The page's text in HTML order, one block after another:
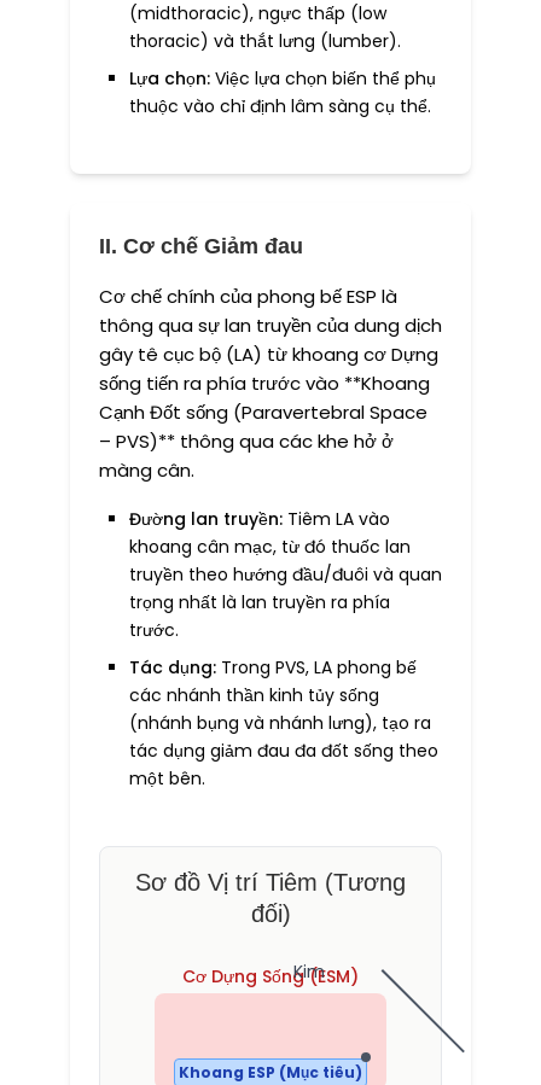
(midthoracic), ngực thấp (low
thoracic) và thắt lưng (lumber).
Lựa chọn: Việc lựa chọn biến thể phụ
thuộc vào chỉ định lâm sàng cụ thể.
II. Cơ chế Giảm đau
Cơ chế chính của phong bế ESP là
thông qua sự lan truyền của dung dịch
gây tê cục bộ (LA) từ khoang cơ Dựng
sống tiến ra phía trước vào **Khoang
Cạnh Đốt sống (Paravertebral Space
– PVS)** thông qua các khe hở ở
màng cân.
Đường lan truyền: Tiêm LA vào
khoang cân mạc, từ đó thuốc lan
truyền theo hướng đầu/đuôi và quan
trọng nhất là lan truyền ra phía
trước.
Tác dụng: Trong PVS, LA phong bế
các nhánh thần kinh tủy sống
(nhánh bụng và nhánh lưng), tạo ra
tác dụng giảm đau đa đốt sống theo
một bên.
Sơ đồ Vị trí Tiêm (Tương
đối)
Cơ Dựng Sống (ESM)
Khoang ESP (Mục tiêu)
Kim